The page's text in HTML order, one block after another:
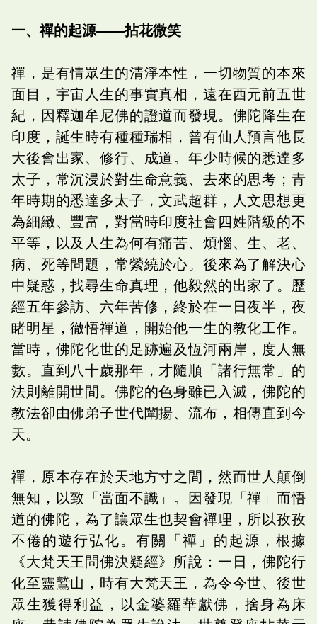
一、禪的起源――拈花微笑
禪，是有情眾生的清淨本性，一切物質的本來
面目，宇宙人生的事實真相，遠在西元前五世
紀，因釋迦牟尼佛的證道而發現。佛陀降生在
印度，誕生時有種種瑞相，曾有仙人預言他長
大後會出家、修行、成道。年少時候的悉達多
太子，常沉浸於對生命意義、去來的思考；青
年時期的悉達多太子，文武超群，人文思想更
為細緻、豐富，對當時印度社會四姓階級的不
平等，以及人生為何有痛苦、煩惱、生、老、
病、死等問題，常縈繞於心。後來為了解決心
中疑惑，找尋生命真理，他毅然的出家了。歷
經五年參訪、六年苦修，終於在一日夜半，夜
睹明星，徹悟禪道，開始他一生的教化工作。
當時，佛陀化世的足跡遍及恆河兩岸，度人無
數。直到八十歲那年，才隨順「諸行無常」的
法則離開世間。佛陀的色身雖已入滅，佛陀的
教法卻由佛弟子世代闡揚、流布，相傳直到今
天。
禪，原本存在於天地方寸之間，然而世人顛倒
無知，以致「當面不識」。因發現「禪」而悟
道的佛陀，為了讓眾生也契會禪理，所以孜孜
不倦的遊行弘化。有關「禪」的起源，根據
《大梵天王問佛決疑經》所說：一日，佛陀行
化至靈鷲山，時有大梵天王，為令今世、後世
眾生獲得利益，以金婆羅華獻佛，捨身為床